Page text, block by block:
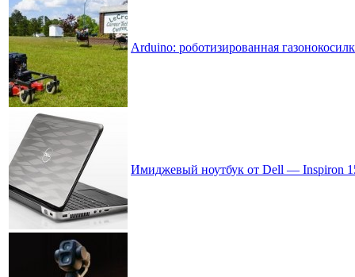
Arduino: роботизированная
Имиджевый ноутбук от Dell — Inspiron